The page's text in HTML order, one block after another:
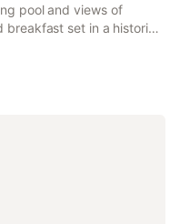
pool and views of
breakfast set in a historic
km from ESTER